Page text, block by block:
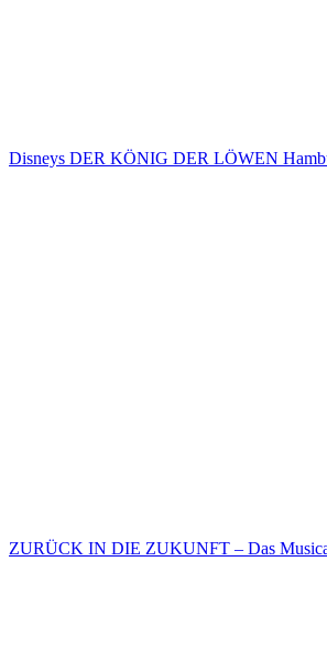
Disneys DER KÖNIG DER LÖWEN
ZURÜCK IN DIE ZUKUNFT – Das